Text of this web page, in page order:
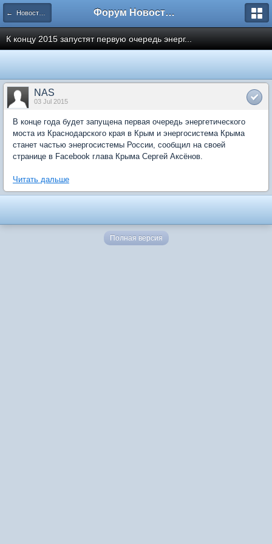
← Новости рынка недвижимости Форум Новостройки
К концу 2015 запустят первую очередь энерг...
NAS
03 Jul 2015
В конце года будет запущена первая очередь энергетического
моста из Краснодарского края в Крым и энергосистема Крыма
станет частью энергосистемы России, сообщил на своей
странице в Facebook глава Крыма Сергей Аксёнов.
Читать дальше
Полная версия